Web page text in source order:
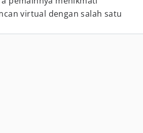
virtual dengan salah satu